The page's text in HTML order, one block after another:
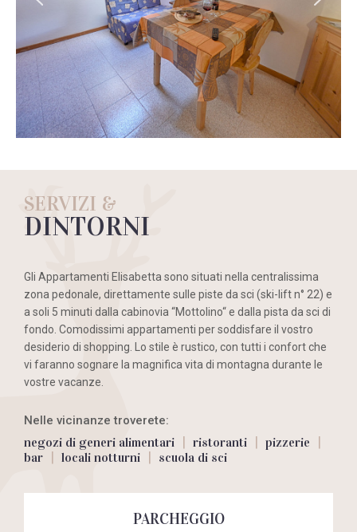
SERVIZI &
DINTORNI
Gli Appartamenti Elisabetta sono situati nella centralissima
zona pedonale, direttamente sulle piste da sci (ski-lift n° 22) e
a soli 5 minuti dalla cabinovia “Mottolino“ e dalla pista da sci di
fondo. Comodissimi appartamenti per soddisfare il vostro
desiderio di shopping. Lo stile è rustico, con tutti i confort che
vi faranno sognare la magnifica vita di montagna durante le
vostre vacanze.
Nelle vicinanze troverete:
negozi di generi alimentari | ristoranti | pizzerie |
bar | locali notturni | scuola di sci
PARCHEGGIO